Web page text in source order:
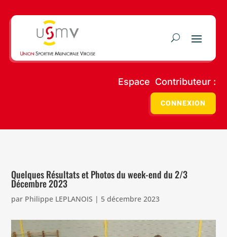
Espace Contributeur :
CONNEXION
Quelques Résultats et Photos du week-end du 2/3
Décembre 2023
par Philippe LEPLANOIS | 5 décembre 2023